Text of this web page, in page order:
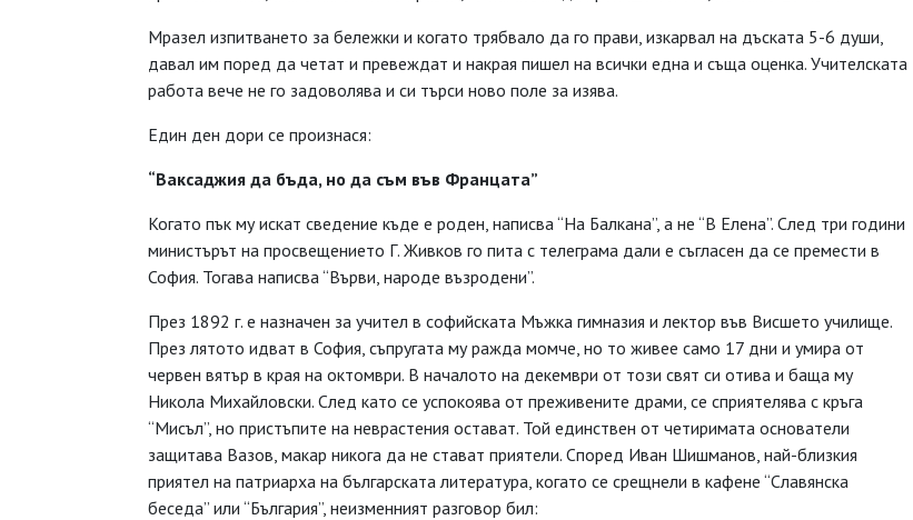
Мразел изпитването за бележки и когато трябвало да го прави, изкарвал на дъската 5-6 души,
давал им поред да четат и превеждат и накрая пишел на всички една и съща оценка. Учителската
работа вече не го задоволява и си търси ново поле за изява.
Един ден дори се произнася:
“Ваксаджия да бъда, но да съм във Францата”
Когато пък му искат сведение къде е роден, написва “На Балкана”, а не “В Елена”. След три години
министърът на просвещението Г. Живков го пита с телеграма дали е съгласен да се премести в
София. Тогава написва “Върви, народе възродени”.
През 1892 г. е назначен за учител в софийската Мъжка гимназия и лектор във Висшето училище.
През лятото идват в София, съпругата му ражда момче, но то живее само 17 дни и умира от
червен вятър в края на октомври. В началото на декември от този свят си отива и баща му
Никола Михайловски. След като се успокоява от преживените драми, се сприятелява с кръга
“Мисъл”, но пристъпите на неврастения остават. Той единствен от четиримата основатели
защитава Вазов, макар никога да не стават приятели. Според Иван Шишманов, най-близкия
приятел на патриарха на българската литература, когато се срещнели в кафене “Славянска
беседа” или “България”, неизменният разговор бил: